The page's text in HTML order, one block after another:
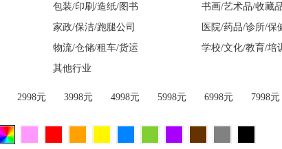
包装/印刷/造纸/图书
书画/艺术品/收藏
家政/保洁/跑腿公司
医院/药品/诊所/保
物流/仓储/租车/货运
学校/文化/教育/培
其他行业
2998元 3998元 4998元 5998元 6998元 7998元